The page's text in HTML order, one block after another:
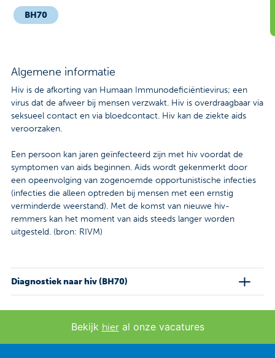
Tarieven
Praktische informatie
Trombosedienst
BH70
Algemene informatie
Hiv is de afkorting van Humaan Immunodeficiëntievirus; een
virus dat de afweer bij mensen verzwakt. Hiv is overdraagbaar via
seksueel contact en via bloedcontact. Hiv kan de ziekte aids
veroorzaken.
Een persoon kan jaren geïnfecteerd zijn met hiv voordat de
symptomen van aids beginnen. Aids wordt gekenmerkt door
een opeenvolging van zogenoemde opportunistische infecties
(infecties die alleen optreden bij mensen met een ernstig
verminderde weerstand). Met de komst van nieuwe hiv-
remmers kan het moment van aids steeds langer worden
uitgesteld. (bron: RIVM)
Diagnostiek naar hiv (BH70)
Bekijk hieral onze vacatures